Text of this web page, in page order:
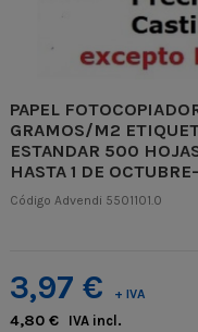
PAPEL
GRAMOS/M2
ESTANDAR 500
HASTA 1 DE OCTUBRE-
Código Advendi 5501101.0
3,97 € + IVA
4,80 € IVA incl.